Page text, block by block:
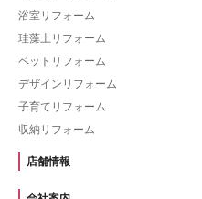
浴室リフォーム
珪藻土リフォーム
ペットリフォーム
デザインリフォーム
子育てリフォーム
収納リフォーム
店舗情報